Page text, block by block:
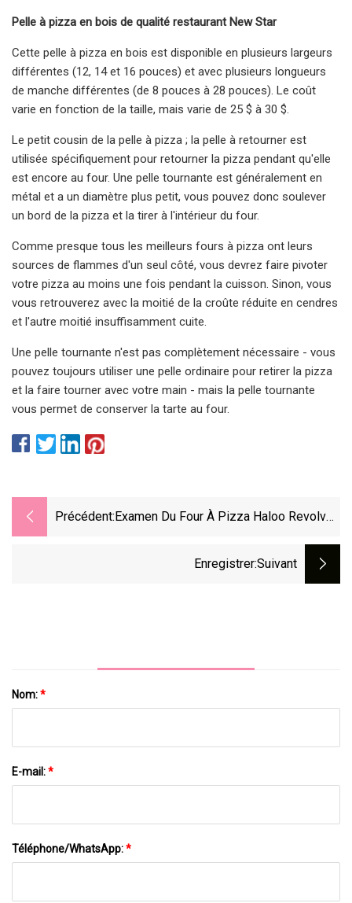
Pelle à pizza en bois de qualité restaurant New Star
Cette pelle à pizza en bois est disponible en plusieurs largeurs
différentes (12, 14 et 16 pouces) et avec plusieurs longueurs
de manche différentes (de 8 pouces à 28 pouces). Le coût
varie en fonction de la taille, mais varie de 25 $ à 30 $.
Le petit cousin de la pelle à pizza ; la pelle à retourner est
utilisée spécifiquement pour retourner la pizza pendant qu'elle
est encore au four. Une pelle tournante est généralement en
métal et a un diamètre plus petit, vous pouvez donc soulever
un bord de la pizza et la tirer à l'intérieur du four.
Comme presque tous les meilleurs fours à pizza ont leurs
sources de flammes d'un seul côté, vous devrez faire pivoter
votre pizza au moins une fois pendant la cuisson. Sinon, vous
vous retrouverez avec la moitié de la croûte réduite en cendres
et l'autre moitié insuffisamment cuite.
Une pelle tournante n'est pas complètement nécessaire - vous
pouvez toujours utiliser une pelle ordinaire pour retirer la pizza
et la faire tourner avec votre main - mais la pelle tournante
vous permet de conserver la tarte au four.
Précédent: Examen Du Four À Pizza Haloo Revolve :
Enregistrer:suivant
Nom:*
E-mail:*
Téléphone/WhatsApp:*